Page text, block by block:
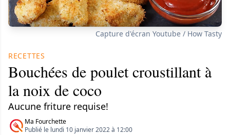
Capture d'écran Youtube / How Tasty
RECETTES
Bouchées de poulet croustillant à
la noix de coco
Aucune friture requise!
Ma Fourchette
Publié le lundi 10 janvier 2022 à 12:00